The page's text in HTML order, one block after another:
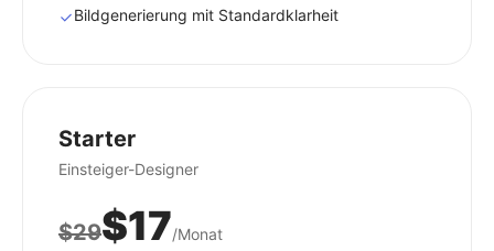
Bildgenerierung mit Standardklarheit
Starter
Einsteiger-Designer
$29$17/Monat